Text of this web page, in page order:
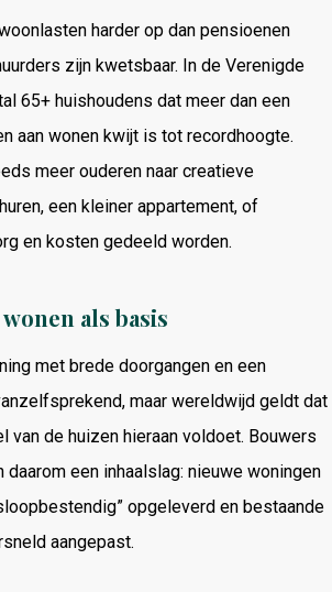
harder op dan pensioenen
zijn kwetsbaar. In de Verenigde
65+ huishoudens dat meer dan een
aan wonen kwijt is tot recordhoogte.
meer ouderen naar creatieve
een kleiner appartement, of
en kosten gedeeld worden.
als basis
met brede doorgangen en een
maar wereldwijd geldt dat
van de huizen hieraan voldoet. Bouwers
daarom een inhaalslag: nieuwe woningen
opgeleverd en bestaande
aangepast.